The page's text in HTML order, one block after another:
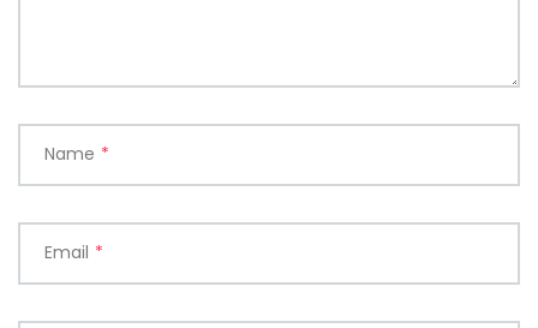
Name *
Email *